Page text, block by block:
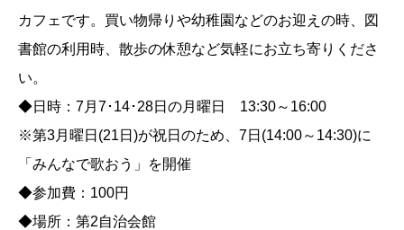
カフェです。買い物帰りや幼稚園などのお迎えの時、図
書館の利用時、散歩の休憩など気軽にお立ち寄りくださ
い。
◆日時：7月7･14･28日の月曜日 13:30～16:00
※第3月曜日(21日)が祝日のため、7日(14:00～14:30)に
「みんなで歌おう」を開催
◆参加費：100円
◆場所：第2自治会館